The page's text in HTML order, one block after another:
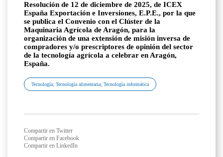
Resolución de 12 de diciembre de 2025, de ICEX
España Exportación e Inversiones, E.P.E., por la que
se publica el Convenio con el Clúster de la
Maquinaria Agrícola de Aragón, para la
organización de una extensión de misión inversa de
compradores y/o prescriptores de opinión del sector
de la tecnología agrícola a celebrar en Aragón,
España.
Tecnología; Tecnología alimentaria; Tecnología informática
Compartir en Twitter
Compartir en Facebook
Compartir en LinkedIn